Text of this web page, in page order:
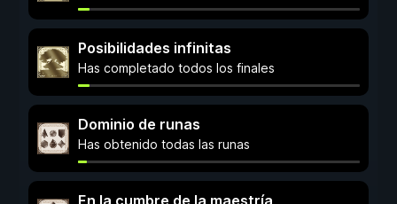
Posibilidades infinitas
Has completado todos los finales
Dominio de runas
Has obtenido todas las runas
En la cumbre de la maestría